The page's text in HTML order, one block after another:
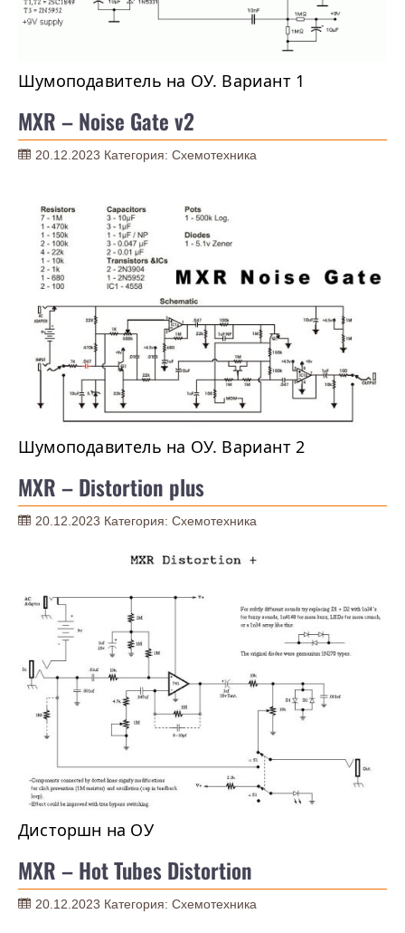
Шумоподавитель на ОУ. Вариант 1
MXR – Noise Gate v2
20.12.2023 Категория: Схемотехника
Шумоподавитель на ОУ. Вариант 2
MXR – Distortion plus
20.12.2023 Категория: Схемотехника
Дисторшн на ОУ
MXR – Hot Tubes Distortion
20.12.2023 Категория: Схемотехника